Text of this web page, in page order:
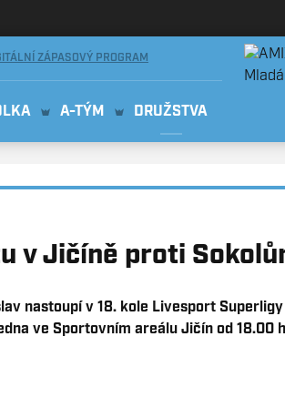
ZÁPASOVÝ PROGRAM
A-TÝM DRUŽSTVA
v Jičíně proti
nastoupí v 18. kole Livesport Superligy
ve Sportovním areálu Jičín od 18.00